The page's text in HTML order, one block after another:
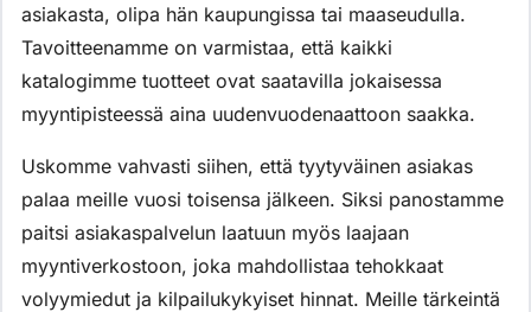
asiakasta, olipa hän kaupungissa tai maaseudulla.
Tavoitteenamme on varmistaa, että kaikki
katalogimme tuotteet ovat saatavilla jokaisessa
myyntipisteessä aina uudenvuodenaattoon saakka.
Uskomme vahvasti siihen, että tyytyväinen asiakas
palaa meille vuosi toisensa jälkeen. Siksi panostamme
paitsi asiakaspalvelun laatuun myös laajaan
myyntiverkostoon, joka mahdollistaa tehokkaat
volyymiedut ja kilpailukykyiset hinnat. Meille tärkeintä